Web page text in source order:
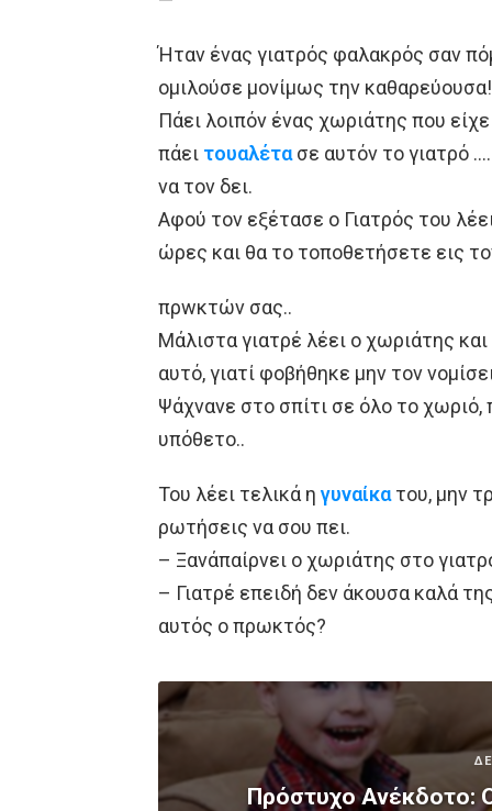
Ήταν ένας γιατρός φαλακρός σαν
ομιλούσε μονίμως την καθαρεύουσα!
Πάει λοιπόν ένας χωριάτης που
πάει τουαλέτασε αυτόν το γιατρό
να τον δει.
Αφού τον εξέτασε ο Γιατρός του
ώρες και θα το τοποθετήσετε εις
πρwκτών σας..
Μάλιστα γιατρέ λέει ο χωριάτης
αυτό, γιατί φοβήθηκε μην τον
Ψάχνανε στο σπίτι σε όλο το χωριό,
υπόθετο..
Του λέει τελικά η γυναίκατου, μην
ρωτήσεις να σου πει.
– Ξανάπαίρνει ο χωριάτης στο
– Γιατρέ επειδή δεν άκουσα καλά
αυτός ο πρωκτός?
Πρόστυχο Ανέκδοτο: